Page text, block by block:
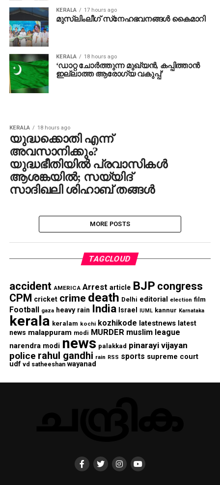
KERALA 17 hours ago
മുസ്‌ലിംലീഗ് സ്‌നേഹഭവനങ്ങൾ കൈമാറി
KERALA 18 hours ago
‘ഡാറ്റ ചോർത്തുന്ന മുഖ്യൻ, കപ്പിത്താൻ
ഇല്ലാത്ത ആരോഗ്യ വകുപ്പ്’
KERALA 18 hours ago
യുദ്ധക്കൊതി എന്ന്
അവസാനിക്കും?
യുദ്ധഭീതിയില്‍ പ്രവാസികള്‍
ആശങ്കയില്‍; സയ്യിദ്
സാദിഖലി ശിഹാബ് തങ്ങള്‍
MORE POSTS
TAGCLOUD
accident AMERICA Arrest article BJP congress
CPM cricket crime death Delhi editorial election film
Football gaza heavy rain India Israel IUML kannur Karnataka
kerala keralam kochi kozhikode latestnews latest
news malappuram modi MURDER muslim league
narendra modi news palakkad pinarayi vijayan
police rahul gandhi rain RSS sports supreme court
udf vd satheeshan wayanad